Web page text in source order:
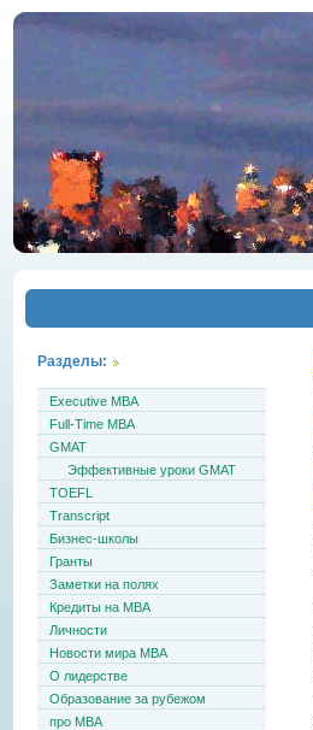
Разделы:
Executive MBA
Full-Time MBA
GMAT
Эффективные уроки GMAT
TOEFL
Transcript
Бизнес-школы
Гранты
Заметки на полях
Кредиты на MBA
Личности
Новости мира MBA
О лидерстве
Образование за рубежом
про MBA